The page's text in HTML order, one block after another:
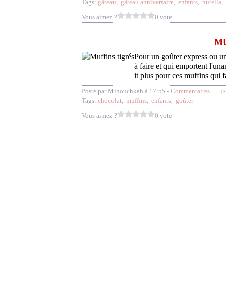
Tags: gâteau, gâteau anniversaire, enfants, nutella,
Vous aimez ?
0 vote
Pour un goûter express ou
à faire et qui emportent
it plus pour ces muffins qui
Posté par Minouchkah à 17:55 - Commentaires […]
Tags: chocolat, muffins, enfants, goûter
Vous aimez ?
0 vote